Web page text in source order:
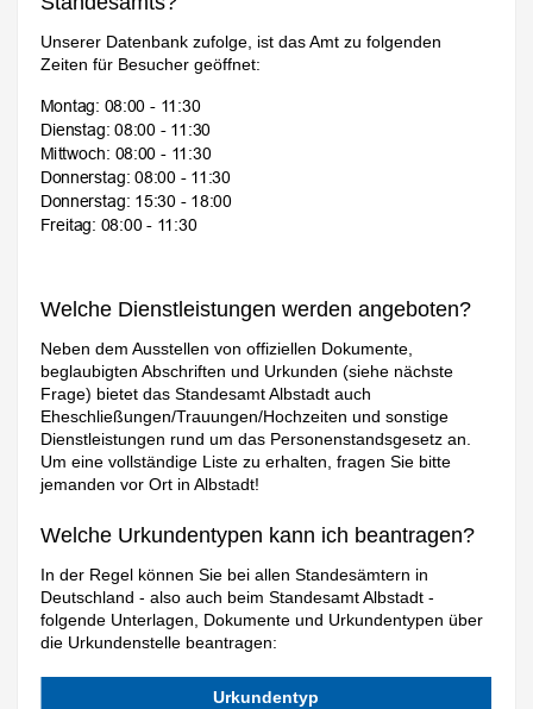
Unserer Datenbank zufolge, ist das Amt zu folgenden
Zeiten für Besucher geöffnet:
Welche Dienstleistungen werden angeboten?
Neben dem Ausstellen von offiziellen Dokumente,
beglaubigten Abschriften und Urkunden (siehe nächste
Frage) bietet das Standesamt Albstadt auch
Eheschließungen/Trauungen/Hochzeiten und sonstige
Dienstleistungen rund um das Personenstandsgesetz an.
Um eine vollständige Liste zu erhalten, fragen Sie bitte
jemanden vor Ort in Albstadt!
Welche Urkundentypen kann ich beantragen?
In der Regel können Sie bei allen Standesämtern in
Deutschland - also auch beim Standesamt Albstadt -
folgende Unterlagen, Dokumente und Urkundentypen über
die Urkundenstelle beantragen:
Urkundentyp